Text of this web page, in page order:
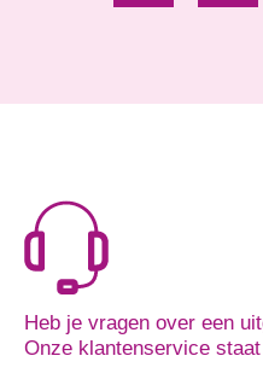
Heb je vragen over een
Onze klantenservice